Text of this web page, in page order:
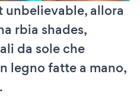
unbelievable, allora
rbia shades,
da sole che
legno fatte a mano,